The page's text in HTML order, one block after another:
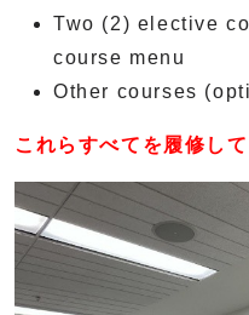
Two (2) elective
course menu
Other courses
これらすべてを履修し